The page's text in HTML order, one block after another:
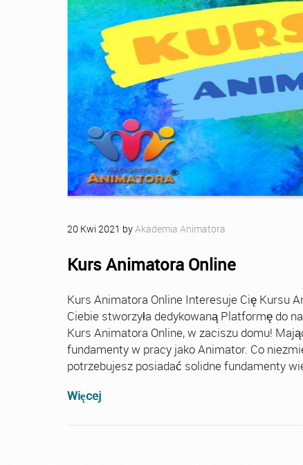
20 Kwi 2021 byAkademia Animatora
Kurs Animatora Online
Kurs Animatora Online Interesuje Cię Kursu
Ciebie stworzyła dedykowaną Platformę do
Kurs Animatora Online, w zaciszu domu!
fundamenty w pracy jako Animator. Co
potrzebujesz posiadać solidne fundamenty
Więcej